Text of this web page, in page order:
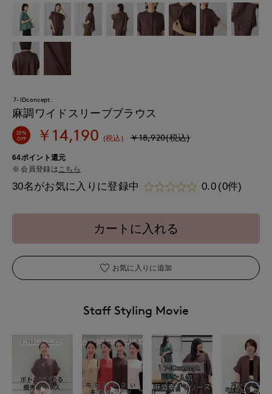
7-IDconcept.
麻調ワイドスリーブブラウス
25%
OFF
￥14,190 (税込) ￥18,920(税込)
64ポイント還元
会員登録は こちら
30名がお気に入りに登録中 0.0 (0件)
カートに入れる
お気に入りに追加
Staff Styling Movie